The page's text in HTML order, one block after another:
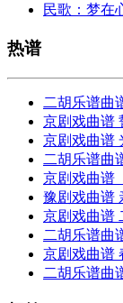
民歌：梦在
热谱
二胡乐谱曲
京剧戏曲谱
京剧戏曲谱
二胡乐谱曲
京剧戏曲谱
豫剧戏曲谱
京剧戏曲谱
二胡乐谱曲
京剧戏曲谱
二胡乐谱曲